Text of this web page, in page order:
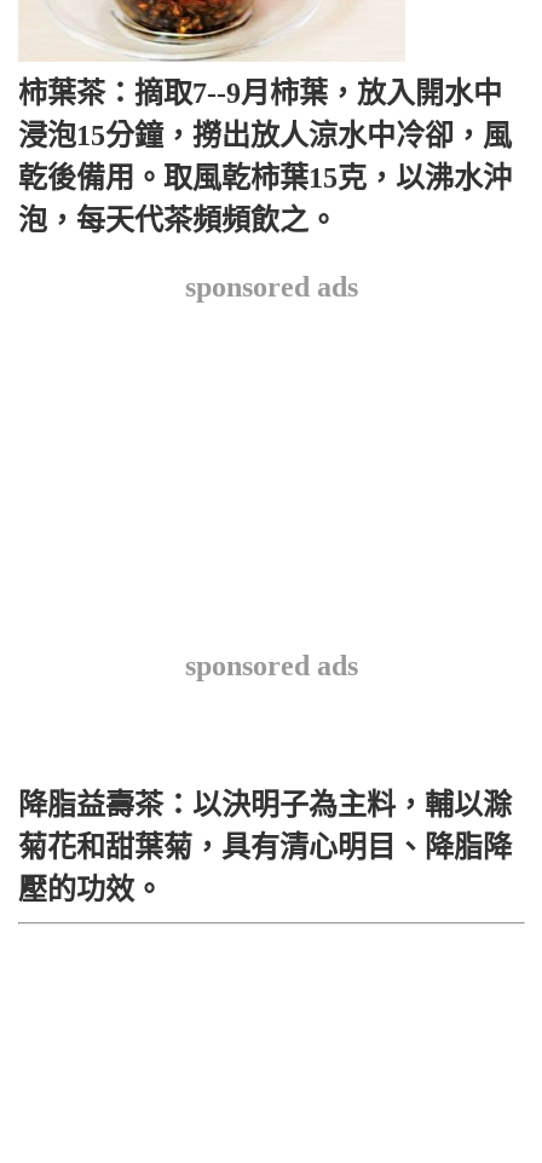
柿葉茶：摘取7--9月柿葉，放入開水中
浸泡15分鐘，撈出放人涼水中冷卻，風
乾後備用。取風乾柿葉15克，以沸水沖
泡，每天代茶頻頻飲之。
sponsored ads
sponsored ads
降脂益壽茶：以決明子為主料，輔以滁
菊花和甜葉菊，具有清心明目、降脂降
壓的功效。